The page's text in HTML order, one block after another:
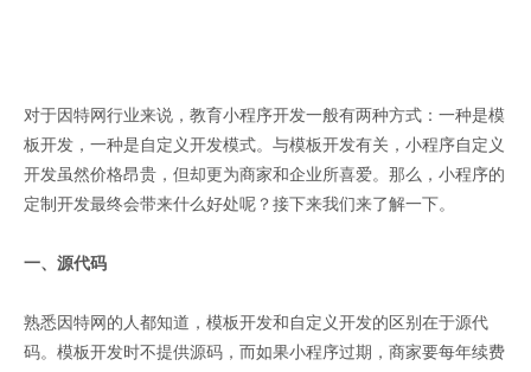
对于因特网行业来说，教育小程序开发一般有两种方式：一种是模
板开发，一种是自定义开发模式。与模板开发有关，小程序自定义
开发虽然价格昂贵，但却更为商家和企业所喜爱。那么，小程序的
定制开发最终会带来什么好处呢？接下来我们来了解一下。
一、源代码
熟悉因特网的人都知道，模板开发和自定义开发的区别在于源代
码。模板开发时不提供源码，而如果小程序过期，商家要每年续费